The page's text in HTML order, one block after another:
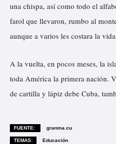
una chispa, así como todo el
farol que llevaron, rumbo al
aunque a varios les costara la
A la vuelta, en pocos meses, la
toda América la primera nación.
de cartilla y lápiz debe Cuba,
FUENTE: granma.cu
TEMAS: Educación